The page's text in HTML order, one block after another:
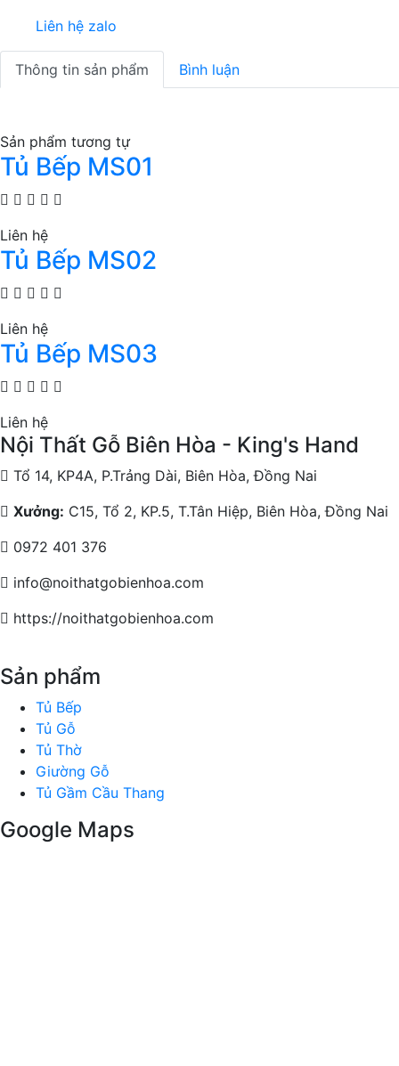
Liên hệ zalo
Thông tin sản phẩm Bình luận
Sản phẩm tương tự
Tủ Bếp MS01
Liên hệ
Tủ Bếp MS02
Liên hệ
Tủ Bếp MS03
Liên hệ
Nội Thất Gỗ Biên Hòa - King's Hand
Tổ 14, KP4A, P.Trảng Dài, Biên Hòa, Đồng Nai
Xưởng: C15, Tổ 2, KP.5, T.Tân Hiệp, Biên Hòa, Đồng Nai
0972 401 376
info@noithatgobienhoa.com
https://noithatgobienhoa.com
Sản phẩm
Tủ Bếp
Tủ Gỗ
Tủ Thờ
Giường Gỗ
Tủ Gầm Cầu Thang
Google Maps